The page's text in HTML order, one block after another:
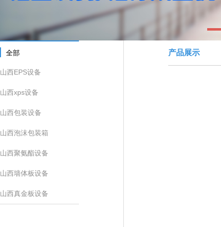
全部
山西EPS设备
山西xps设备
山西包装设备
山西泡沫包装箱
山西聚氨酯设备
山西墙体板设备
山西真金板设备
产品展示